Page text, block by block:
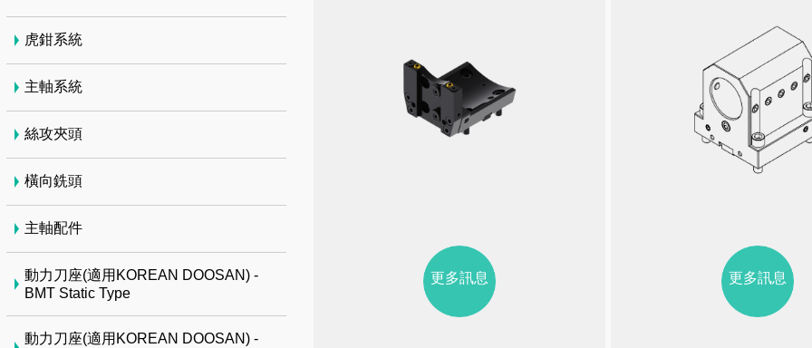
更多訊息 更多訊息
虎鉗系統
主軸系統
絲攻夾頭
橫向銑頭
主軸配件
動力刀座(適用KOREAN DOOSAN) -
BMT Static Type
動力刀座(適用KOREAN DOOSAN) -